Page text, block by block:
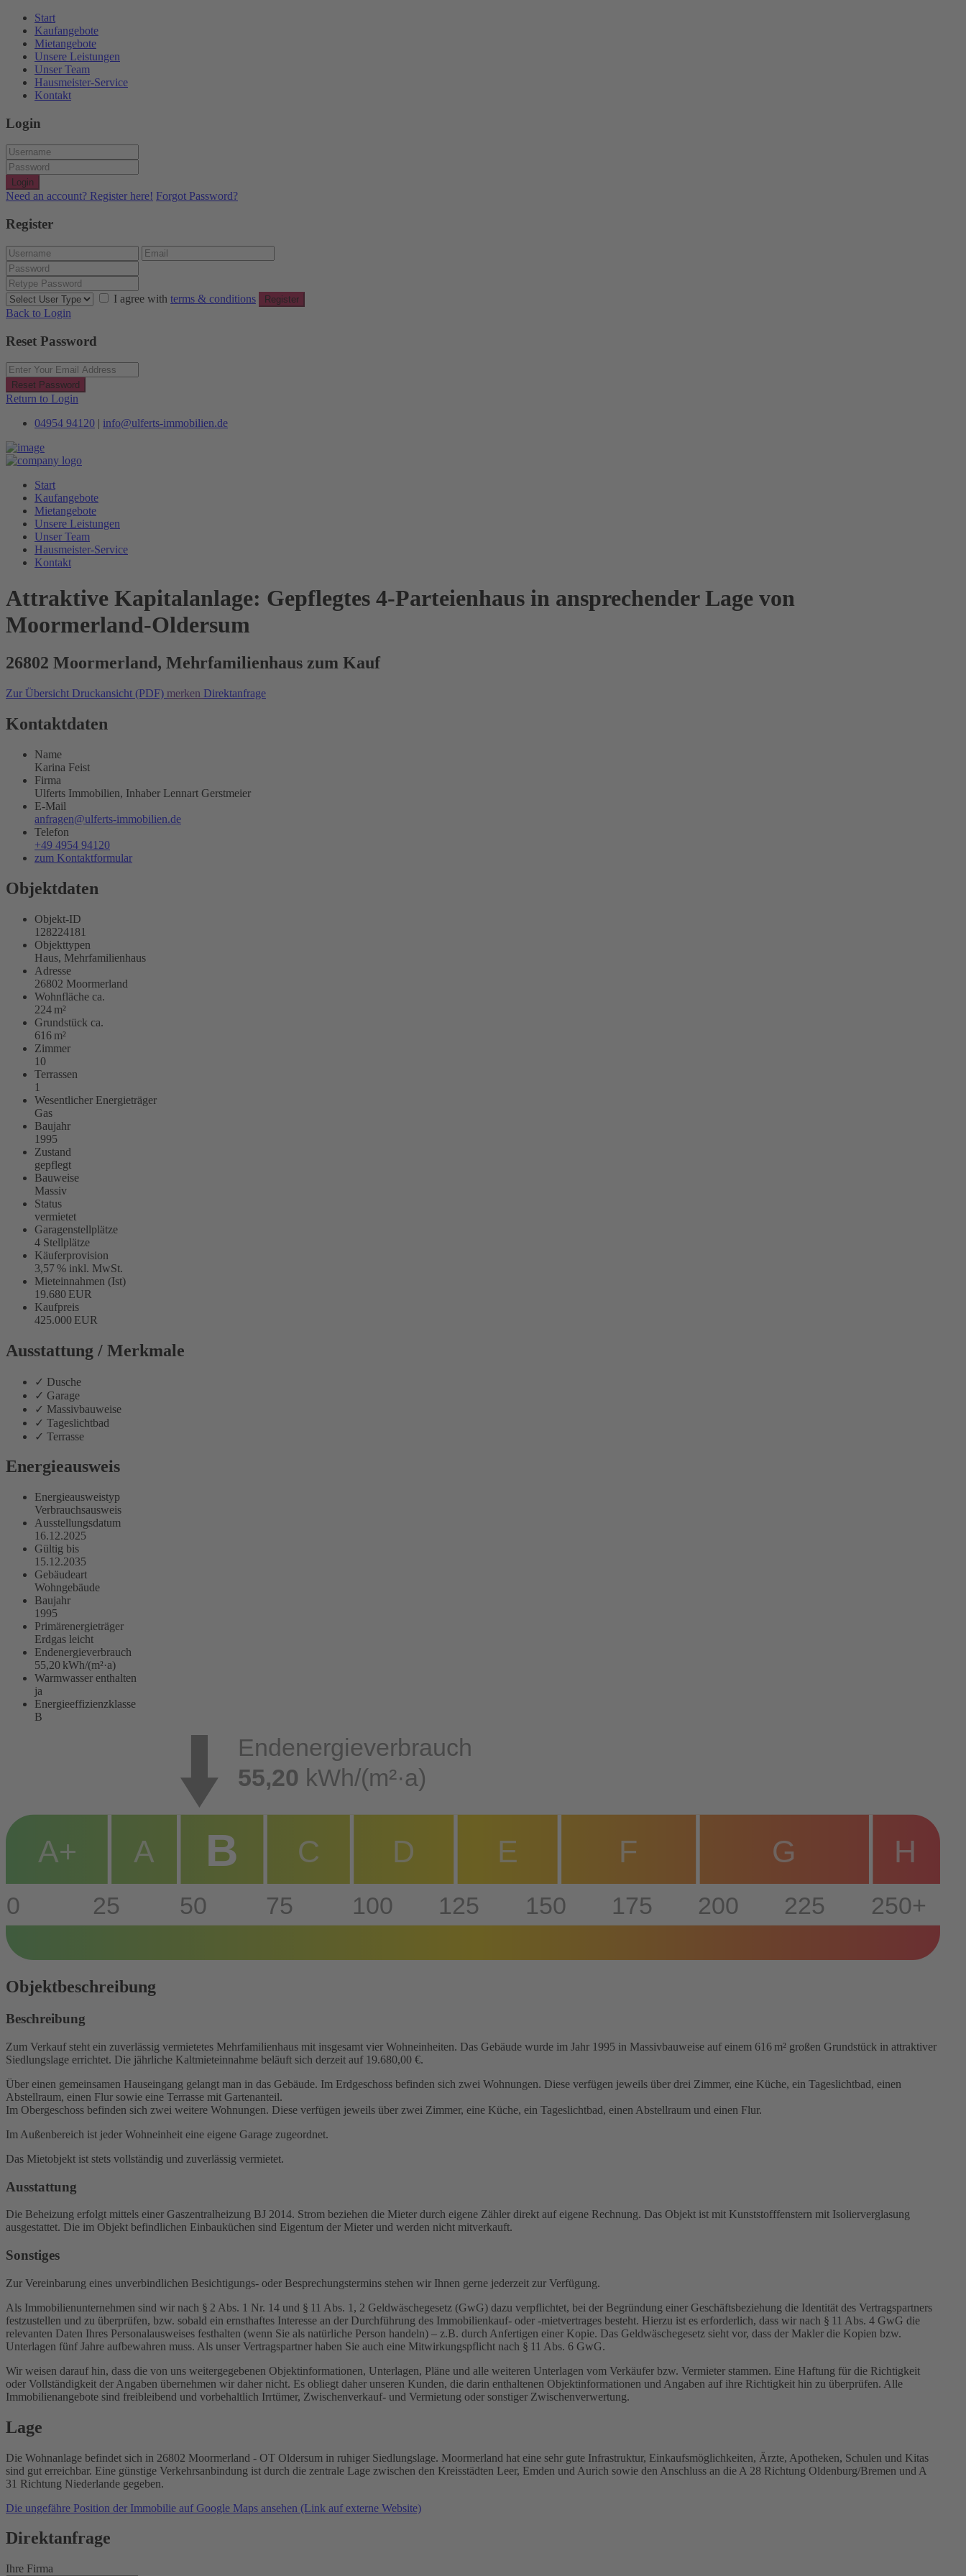
Start
Kaufangebote
Mietangebote
Unsere Leistungen
Unser Team
Hausmeister-Service
Kontakt
Login
Login
Need an account? Register here! Forgot Password?
Register
I agree with terms & conditions Register
Back to Login
Reset Password
Reset Password
Return to Login
04954 94120 | info@ulferts-immobilien.de
Start
Kaufangebote
Mietangebote
Unsere Leistungen
Unser Team
Hausmeister-Service
Kontakt
Attraktive Kapitalanlage: Gepflegtes 4-Parteienhaus in ansprechender Lage von
Moormerland-Oldersum
26802 Moormerland, Mehrfamilienhaus zum Kauf
Zur Übersicht Druckansicht (PDF) merken Direktanfrage
Kontaktdaten
Name
Karina Feist
Firma
Ulferts Immobilien, Inhaber Lennart Gerstmeier
E-Mail
anfragen@ulferts-immobilien.de
Telefon
+49 4954 94120
zum Kontaktformular
Objektdaten
Objekt-ID
128224181
Objekttypen
Haus, Mehrfamilienhaus
Adresse
26802 Moormerland
Wohnfläche ca.
224 m²
Grund­stück ca.
616 m²
Zimmer
10
Terrassen
1
Wesentlicher Energieträger
Gas
Baujahr
1995
Zustand
gepflegt
Bauweise
Massiv
Status
vermietet
Garagen­stellplätze
4 Stellplätze
Käufer­provision
3,57 % inkl. MwSt.
Mieteinnahmen (Ist)
19.680 EUR
Kaufpreis
425.000 EUR
Ausstattung / Merkmale
✓ Dusche
✓ Garage
✓ Massivbauweise
✓ Tageslichtbad
✓ Terrasse
Energieausweis
Energieausweistyp
Verbrauchs­ausweis
Ausstellungsdatum
16.12.2025
Gültig bis
15.12.2035
Gebäudeart
Wohngebäude
Baujahr
1995
Primärenergieträger
Erdgas leicht
Endenergie­verbrauch
55,20 kWh/(m²·a)
Warmwasser enthalten
ja
Energie­effizienz­klasse
B
0 25 50 75 100 125 150 175 200 225 250+
H
G
F
E
D
C
A
A+ B
Endenergieverbrauch
55,20 kWh/(m²·a)
Objekt­beschreibung
Beschreibung
Zum Verkauf steht ein zuverlässig vermietetes Mehrfamilienhaus mit insgesamt vier Wohneinheiten. Das Gebäude wurde im Jahr 1995 in Massivbauweise auf einem 616 m² großen Grundstück in attraktiver
Siedlungslage errichtet. Die jährliche Kaltmieteinnahme beläuft sich derzeit auf 19.680,00 €.
Über einen gemeinsamen Hauseingang gelangt man in das Gebäude. Im Erdgeschoss befinden sich zwei Wohnungen. Diese verfügen jeweils über drei Zimmer, eine Küche, ein Tageslichtbad, einen
Abstellraum, einen Flur sowie eine Terrasse mit Gartenanteil.
Im Obergeschoss befinden sich zwei weitere Wohnungen. Diese verfügen jeweils über zwei Zimmer, eine Küche, ein Tageslichtbad, einen Abstellraum und einen Flur.
Im Außenbereich ist jeder Wohneinheit eine eigene Garage zugeordnet.
Das Mietobjekt ist stets vollständig und zuverlässig vermietet.
Ausstattung
Die Beheizung erfolgt mittels einer Gaszentralheizung BJ 2014. Strom beziehen die Mieter durch eigene Zähler direkt auf eigene Rechnung. Das Objekt ist mit Kunststofffenstern mit Isolierverglasung
ausgestattet. Die im Objekt befindlichen Einbauküchen sind Eigentum der Mieter und werden nicht mitverkauft.
Sonstiges
Zur Vereinbarung eines unverbindlichen Besichtigungs- oder Besprechungstermins stehen wir Ihnen gerne jederzeit zur Verfügung.
Als Immobilienunternehmen sind wir nach § 2 Abs. 1 Nr. 14 und § 11 Abs. 1, 2 Geldwäschegesetz (GwG) dazu verpflichtet, bei der Begründung einer Geschäftsbeziehung die Identität des Vertragspartners
festzustellen und zu überprüfen, bzw. sobald ein ernsthaftes Interesse an der Durchführung des Immobilienkauf- oder -mietvertrages besteht. Hierzu ist es erforderlich, dass wir nach § 11 Abs. 4 GwG die
relevanten Daten Ihres Personalausweises festhalten (wenn Sie als natürliche Person handeln) – z.B. durch Anfertigen einer Kopie. Das Geldwäschegesetz sieht vor, dass der Makler die Kopien bzw.
Unterlagen fünf Jahre aufbewahren muss. Als unser Vertragspartner haben Sie auch eine Mitwirkungspflicht nach § 11 Abs. 6 GwG.
Wir weisen darauf hin, dass die von uns weitergegebenen Objektinformationen, Unterlagen, Pläne und alle weiteren Unterlagen vom Verkäufer bzw. Vermieter stammen. Eine Haftung für die Richtigkeit
oder Vollständigkeit der Angaben übernehmen wir daher nicht. Es obliegt daher unseren Kunden, die darin enthaltenen Objektinformationen und Angaben auf ihre Richtigkeit hin zu überprüfen. Alle
Immobilienangebote sind freibleibend und vorbehaltlich Irrtümer, Zwischenverkauf- und Vermietung oder sonstiger Zwischenverwertung.
Lage
Die Wohnanlage befindet sich in 26802 Moormerland - OT Oldersum in ruhiger Siedlungslage. Moormerland hat eine sehr gute Infrastruktur, Einkaufsmöglichkeiten, Ärzte, Apotheken, Schulen und Kitas
sind gut erreichbar. Eine günstige Verkehrsanbindung ist durch die zentrale Lage zwischen den Kreisstädten Leer, Emden und Aurich sowie den Anschluss an die A 28 Richtung Oldenburg/Bremen und A
31 Richtung Niederlande gegeben.
Die ungefähre Position der Immobilie auf Google Maps ansehen (Link auf externe Website)
Direktanfrage
Ihre Firma